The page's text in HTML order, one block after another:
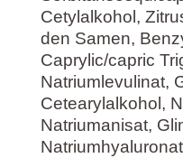
Cetylalkohol,
den Samen,
Caprylic/capric
Natriumlevulinat,
Cetearylalkohol,
Natriumanisat,